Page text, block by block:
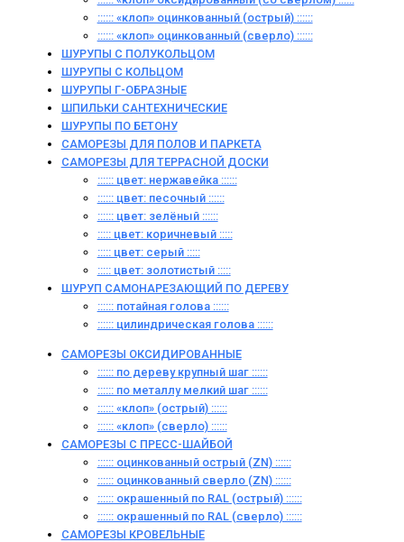
:::::: «клоп» оцинкованный (острый) ::::::
:::::: «клоп» оцинкованный (сверло) ::::::
ШУРУПЫ С ПОЛУКОЛЬЦОМ
ШУРУПЫ С КОЛЬЦОМ
ШУРУПЫ Г-ОБРАЗНЫЕ
ШПИЛЬКИ САНТЕХНИЧЕСКИЕ
ШУРУПЫ ПО БЕТОНУ
САМОРЕЗЫ ДЛЯ ПОЛОВ И ПАРКЕТА
САМОРЕЗЫ ДЛЯ ТЕРРАСНОЙ ДОСКИ
:::::: цвет: нержавейка ::::::
:::::: цвет: песочный ::::::
:::::: цвет: зелёный ::::::
::::: цвет: коричневый :::::
::::: цвет: серый :::::
::::: цвет: золотистый :::::
ШУРУП САМОНАРЕЗАЮЩИЙ ПО ДЕРЕВУ
:::::: потайная голова ::::::
:::::: цилиндрическая голова ::::::
САМОРЕЗЫ ОКСИДИРОВАННЫЕ
:::::: по дереву крупный шаг ::::::
:::::: по металлу мелкий шаг ::::::
:::::: «клоп» (острый) ::::::
:::::: «клоп» (сверло) ::::::
САМОРЕЗЫ С ПРЕСС-ШАЙБОЙ
:::::: оцинкованный острый (ZN) ::::::
:::::: оцинкованный сверло (ZN) ::::::
:::::: окрашенный по RAL (острый) ::::::
:::::: окрашенный по RAL (сверло) ::::::
САМОРЕЗЫ КРОВЕЛЬНЫЕ